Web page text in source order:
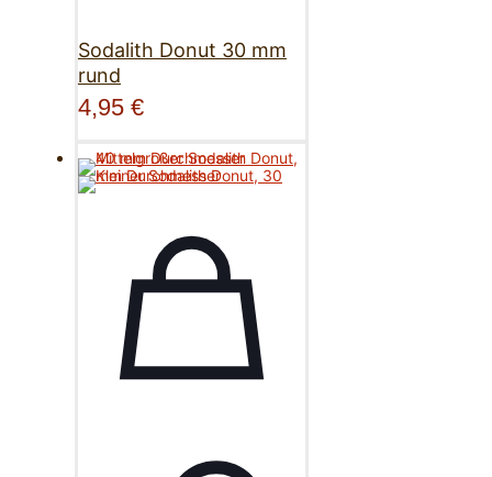
Sodalith Donut 30 mm
rund
4,95 €